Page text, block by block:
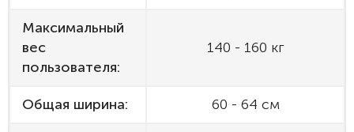
Максимальный
вес
пользователя:
140 - 160 кг
Общая ширина: 60 - 64 см